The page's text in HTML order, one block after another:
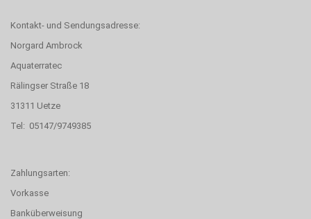
Kontakt- und Sendungsadresse:
Norgard Ambrock
Aquaterratec
Rälingser Straße 18
31311 Uetze
Tel: 05147/9749385
Zahlungsarten:
Vorkasse
Banküberweisung